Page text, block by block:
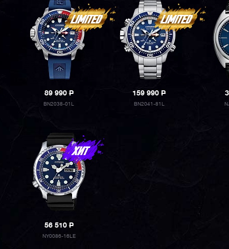
89 990P
BN2038-01L
159 990P
BN2041-81L
56 510P
NY0086-16LE